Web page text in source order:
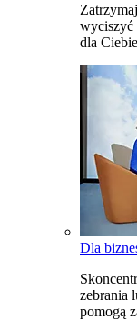
wyciszyć
dla
Dla
zebrania
pomogą